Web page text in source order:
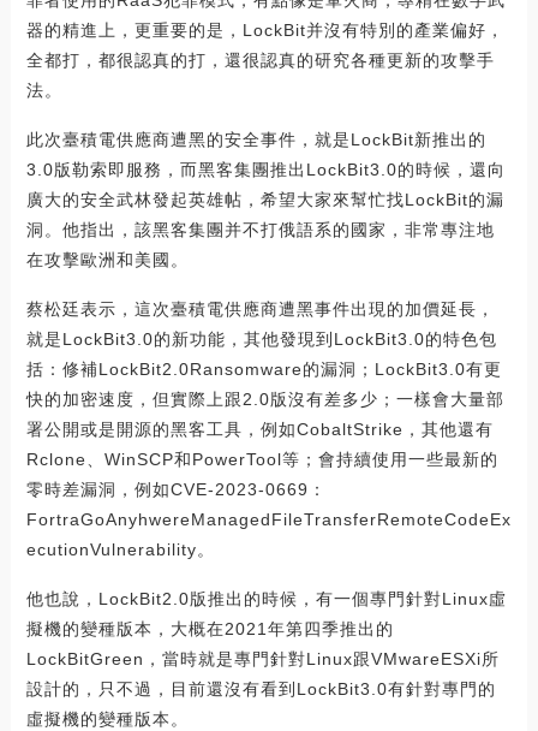
器的精進上，更重要的是，LockBit并沒有特別的產業偏好，
全都打，都很認真的打，還很認真的研究各種更新的攻擊手
法。
此次臺積電供應商遭黑的安全事件，就是LockBit新推出的
3.0版勒索即服務，而黑客集團推出LockBit3.0的時候，還向
廣大的安全武林發起英雄帖，希望大家來幫忙找LockBit的漏
洞。他指出，該黑客集團并不打俄語系的國家，非常專注地
在攻擊歐洲和美國。
蔡松廷表示，這次臺積電供應商遭黑事件出現的加價延長，
就是LockBit3.0的新功能，其他發現到LockBit3.0的特色包
括：修補LockBit2.0Ransomware的漏洞；LockBit3.0有更
快的加密速度，但實際上跟2.0版沒有差多少；一樣會大量部
署公開或是開源的黑客工具，例如CobaltStrike，其他還有
Rclone、WinSCP和PowerTool等；會持續使用一些最新的
零時差漏洞，例如CVE-2023-0669：
FortraGoAnyhwereManagedFileTransferRemoteCodeEx
ecutionVulnerability。
他也說，LockBit2.0版推出的時候，有一個專門針對Linux虛
擬機的變種版本，大概在2021年第四季推出的
LockBitGreen，當時就是專門針對Linux跟VMwareESXi所
設計的，只不過，目前還沒有看到LockBit3.0有針對專門的
虛擬機的變種版本。